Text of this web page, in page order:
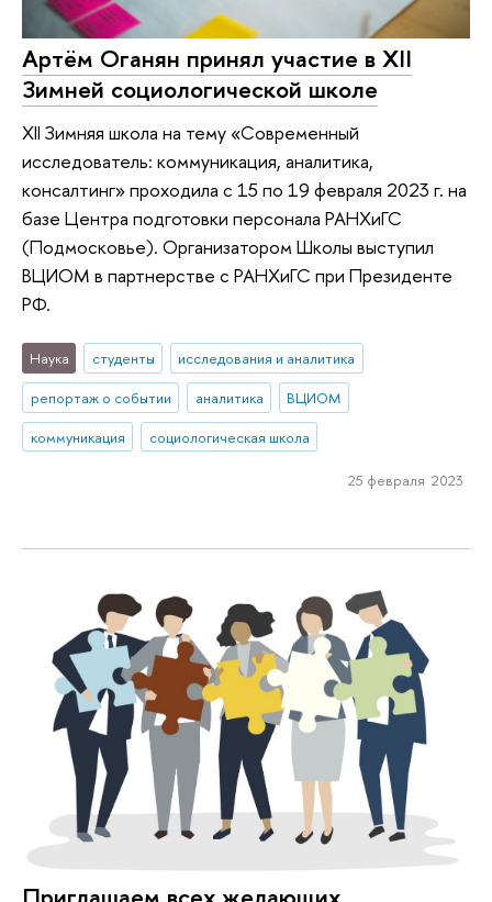
Артём Оганян принял участие в XII
Зимней социологической школе
XII Зимняя школа на тему «Современный
исследователь: коммуникация, аналитика,
консалтинг» проходила с 15 по 19 февраля 2023 г. на
базе Центра подготовки персонала РАНХиГС
(Подмосковье). Организатором Школы выступил
ВЦИОМ в партнерстве с РАНХиГС при Президенте
РФ.
Наука студенты
исследования и аналитика
репортаж о событии
аналитика
ВЦИОМ
коммуникация
социологическая школа
25 февраля 2023